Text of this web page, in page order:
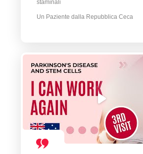
staminali
Un Paziente dalla Repubblica Ceca